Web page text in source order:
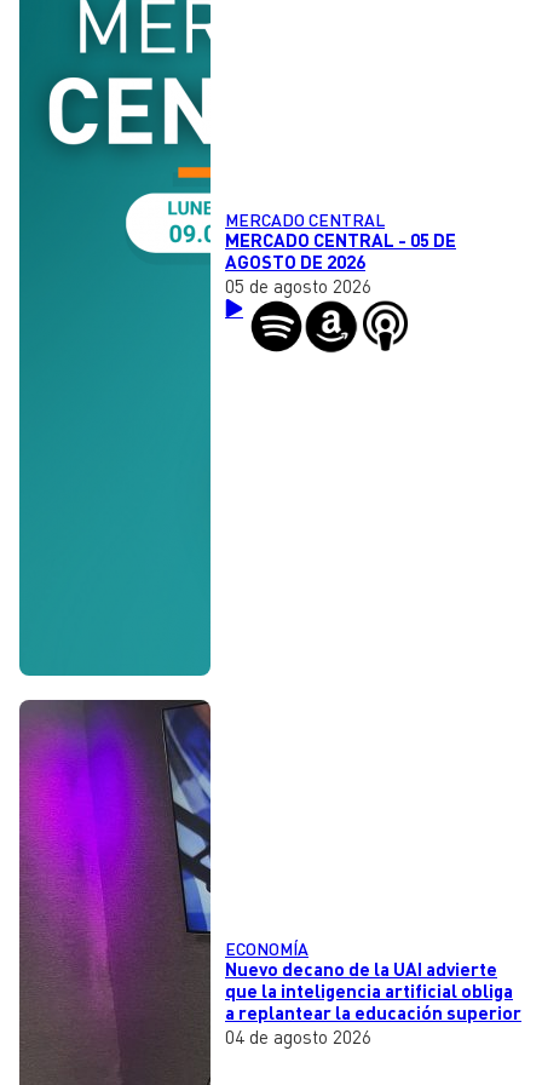
MERCADO CENTRAL
MERCADO CENTRAL - 05 DE
AGOSTO DE 2026
05 de agosto 2026
ECONOMÍA
Nuevo decano de la UAI advierte
que la inteligencia artificial obliga
a replantear la educación superior
04 de agosto 2026